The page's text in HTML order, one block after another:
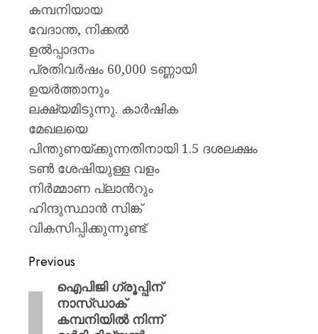
കമ്പനിയായ
വേദാന്ത, നിക്കല്‍
ഉല്‍പ്പാദനം
പ്രതിവര്‍ഷം 60,000 ടണ്ണായി
ഉയര്‍ത്താനും
ലക്ഷ്യമിടുന്നു. കാര്‍ഷിക
മേഖലയെ
പിന്തുണയ്ക്കുന്നതിനായി 1.5 ദശലക്ഷം
ടണ്‍ ശേഷിയുള്ള വളം
നിര്‍മ്മാണ പ്ലാന്‍റും
ഹിന്ദുസ്ഥാന്‍ സിങ്ക്
വികസിപ്പിക്കുന്നുണ്ട്.
Previous
ഐപിജി ഗ്രൂപ്പിന്
നാസ്‌ഡാക്
കമ്പനിയില്‍ നിന്ന്